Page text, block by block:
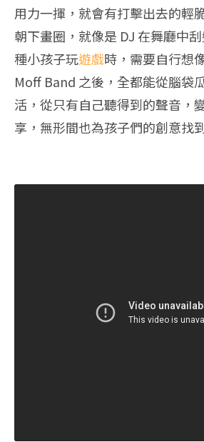
用力一揮，就會有打擊出去的輕
朝下畫圈，就像是 DJ 在舞廳中
種小孩子玩遊戲時，需要自行想
Moff Band 之後，全都能從腦袋
活，從只有自己聽得到的聲音，
享，無形間也為孩子們的創意找